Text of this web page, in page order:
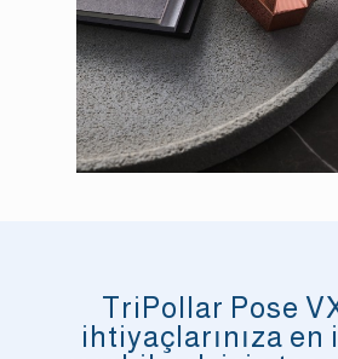
TriPollar Pose
ihtiyaçlarınıza en